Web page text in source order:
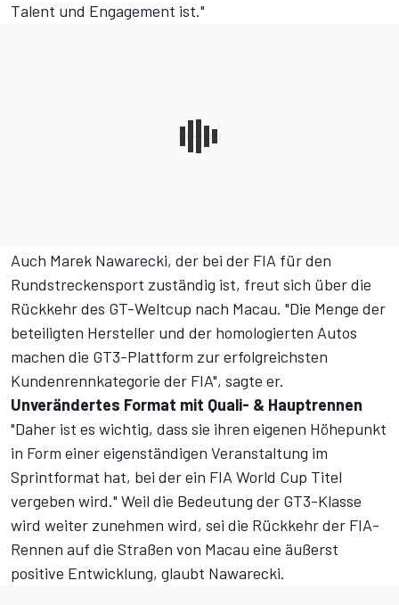
Talent und Engagement ist."
Auch Marek Nawarecki, der bei der FIA für den
Rundstreckensport zuständig ist, freut sich über die
Rückkehr des GT-Weltcup nach Macau. "Die Menge der
beteiligten Hersteller und der homologierten Autos
machen die GT3-Plattform zur erfolgreichsten
Kundenrennkategorie der FIA", sagte er.
Unverändertes Format mit Quali- & Hauptrennen
"Daher ist es wichtig, dass sie ihren eigenen Höhepunkt
in Form einer eigenständigen Veranstaltung im
Sprintformat hat, bei der ein FIA World Cup Titel
vergeben wird." Weil die Bedeutung der GT3-Klasse
wird weiter zunehmen wird, sei die Rückkehr der FIA-
Rennen auf die Straßen von Macau eine äußerst
positive Entwicklung, glaubt Nawarecki.